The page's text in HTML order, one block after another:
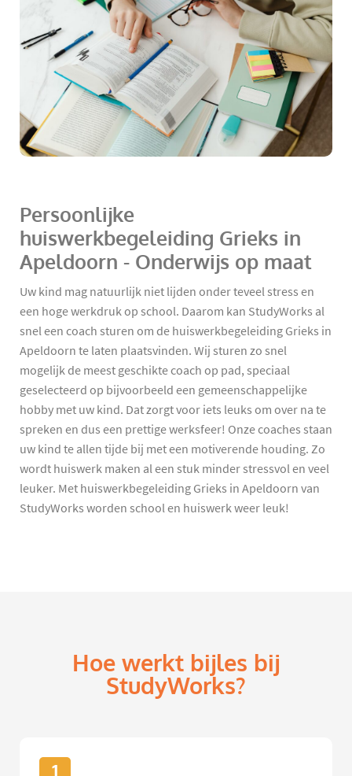
Persoonlijke
huiswerkbegeleiding Grieks in
Apeldoorn - Onderwijs op maat
Uw kind mag natuurlijk niet lijden onder teveel stress en
een hoge werkdruk op school. Daarom kan StudyWorks al
snel een coach sturen om de huiswerkbegeleiding Grieks in
Apeldoorn te laten plaatsvinden. Wij sturen zo snel
mogelijk de meest geschikte coach op pad, speciaal
geselecteerd op bijvoorbeeld een gemeenschappelijke
hobby met uw kind. Dat zorgt voor iets leuks om over na te
spreken en dus een prettige werksfeer! Onze coaches staan
uw kind te allen tijde bij met een motiverende houding. Zo
wordt huiswerk maken al een stuk minder stressvol en veel
leuker. Met huiswerkbegeleiding Grieks in Apeldoorn van
StudyWorks worden school en huiswerk weer leuk!
Hoe werkt bijles bij
StudyWorks?